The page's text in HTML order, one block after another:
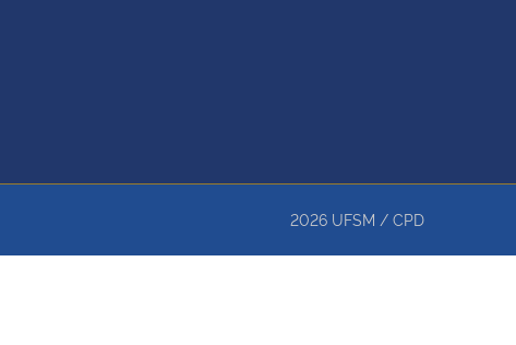
2026 UFSM / CPD